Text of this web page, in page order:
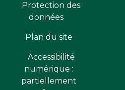
Protection des
données
Plan du site
Accessibilité
numérique :
partiellement